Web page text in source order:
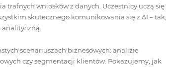
trafnych wniosków z danych. Uczestnicy uczą się
skutecznego komunikowania się z AI – tak,
scenariuszach biznesowych: analizie
czy segmentacji klientów. Pokazujemy, jak